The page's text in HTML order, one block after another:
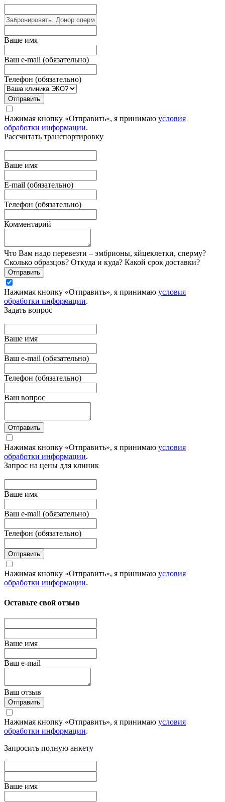
Вашe имя
Ваш e-mail (обязательно)
Телефон (обязательно)
Отправить
Нажимая кнопку «Отправить», я принимаю условия
обработки информации.
Рассчитать транспортировку
Ваше имя
E-mail (обязательно)
Телефон (обязательно)
Комментарий
Что Вам надо перевезти – эмбрионы, яйцеклетки, сперму?
Сколько образцов? Откуда и куда? Какой срок доставки?
Отправить
Нажимая кнопку «Отправить», я принимаю условия
обработки информации.
Задать вопрос
Вашe имя
Ваш e-mail (обязательно)
Телефон (обязательно)
Ваш вопрос
Отправить
Нажимая кнопку «Отправить», я принимаю условия
обработки информации.
Запрос на цены для клиник
Вашe имя
Ваш e-mail (обязательно)
Телефон (обязательно)
Отправить
Нажимая кнопку «Отправить», я принимаю условия
обработки информации.
Оставьте свой отзыв
Вашe имя
Ваш e-mail
Ваш отзыв
Отправить
Нажимая кнопку «Отправить», я принимаю условия
обработки информации.
Запросить полную анкету
Вашe имя